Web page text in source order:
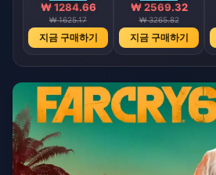
₩ 1284.66
₩ 1625.17
지금 구매하기
₩ 2569.32
₩ 3265.82
지금 구매하기